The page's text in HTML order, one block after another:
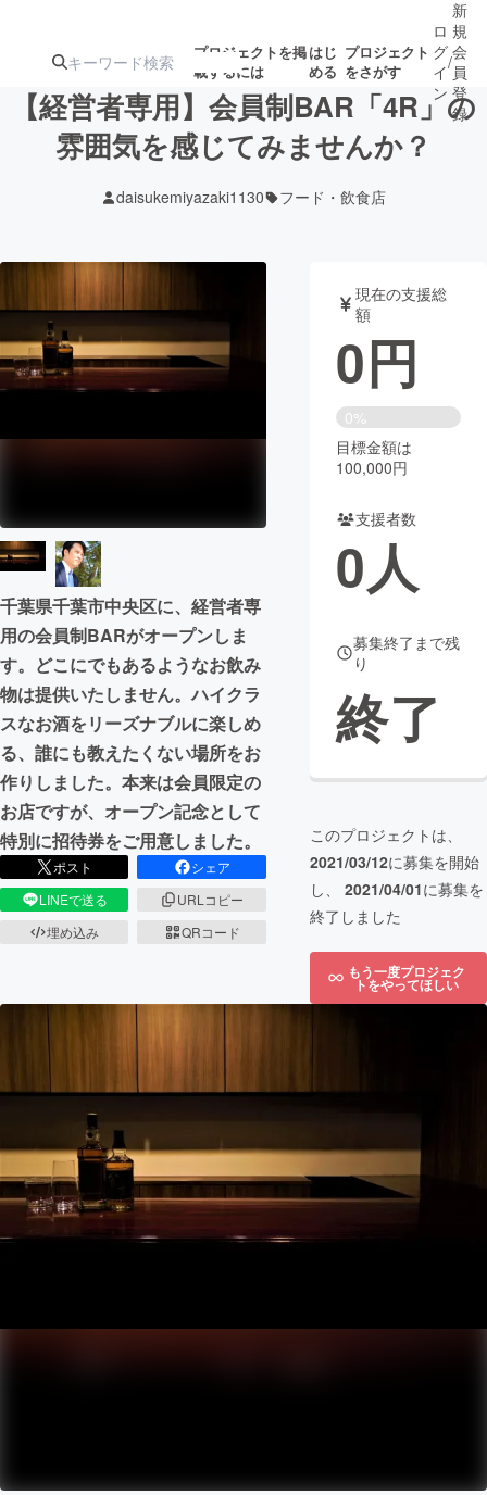
プロジェクトを掲
載するには
はじ
める
プロジェクト
をさがす
ターン
ジェクト
募集終了が近いプ
ロジェクト
アート・写真 音楽
テクノロジー・ガジェット ゲーム・サ
書籍・雑誌
チャレンジ
まちづくり・地域活性化
CAMPFIRE for Social Good
CAMPFIRE Creation
CAMPFIREふるさと納税
ロ
グ
イ
ン
/
新
規
会
員
登
録
【経営者専用】会員制BAR「4R」の
雰囲気を感じてみませんか？
daisukemiyazaki1130 フード・飲食店
千葉県千葉市中央区に、経営者専
用の会員制BARがオープンしま
す。どこにでもあるようなお飲み
物は提供いたしません。ハイクラ
スなお酒をリーズナブルに楽しめ
る、誰にも教えたくない場所をお
作りしました。本来は会員限定の
お店ですが、オープン記念として
特別に招待券をご用意しました。
ポスト
シェア
LINEで送る
URLコピー
埋め込み
QRコード
現在の支援総
額
0円
0%
目標金額は
100,000円
支援者数
0人
募集終了まで残
り
終了
このプロジェクトは、
2021/03/12に募集を開始
し、 2021/04/01に募集を
終了しました
もう一度プロジェク
トをやってほしい